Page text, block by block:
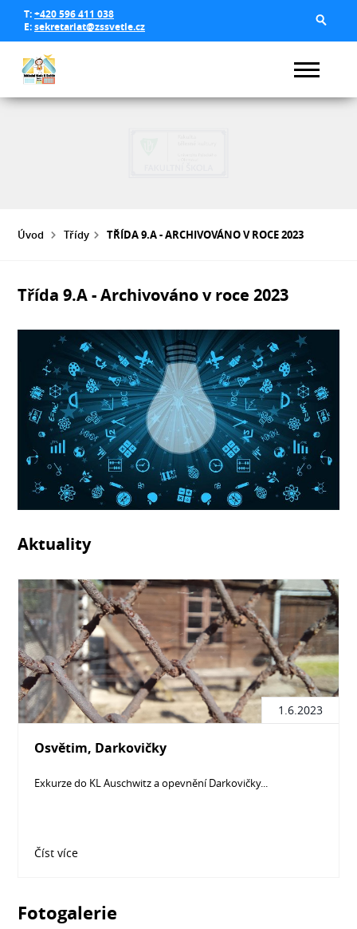
T:+420 596 411 038
E:sekretariat@zssvetle.cz
Úvod Třídy TŘÍDA 9.A - ARCHIVOVÁNO V ROCE 2023
Třída 9.A - Archivováno v roce 2023
Aktuality
1.6.2023
Osvětim, Darkovičky
Exkurze do KL Auschwitz a opevnění Darkovičky...
Číst více
Fotogalerie